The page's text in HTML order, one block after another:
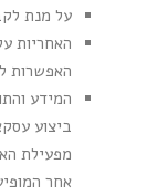
על מנת
האחריות
האפשרות
המידע
ביצוע
מפעילת
אחר